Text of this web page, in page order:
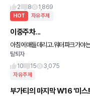
요즘 6g
2
8 1,869
HOT 자유주제
이중주차...
아침에애들데리고.워터파크가야
없이 다른차타고갔는데... 소심하
는데..전화계속오네요..ㅋㅋ
탈퇴자
10
15 3,075
자유주제
부가티의 마지막 W16 '미스